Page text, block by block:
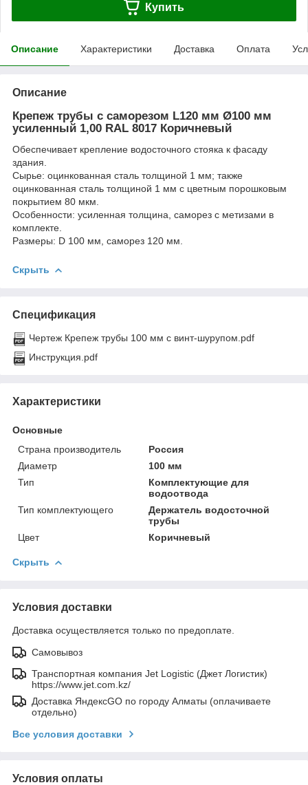
Купить
Описание Характеристики Доставка Оплата
Описание
Крепеж трубы с саморезом L120 мм Ø100 мм
усиленный 1,00 RAL 8017 Коричневый
Обеспечивает крепление водосточного стояка к фасаду
здания.
Сырье: оцинкованная сталь толщиной 1 мм; также
оцинкованная сталь толщиной 1 мм с цветным порошковым
покрытием 80 мкм.
Особенности: усиленная толщина, саморез с метизами в
комплекте.
Размеры: D 100 мм, саморез 120 мм.
Скрыть
Спецификация
Чертеж Крепеж трубы 100 мм с винт-шурупом.pdf
Инструкция.pdf
Характеристики
Основные
Страна производитель
Россия
Диаметр
100 мм
Тип
Комплектующие для
водоотвода
Тип комплектующего
Держатель водосточной
трубы
Цвет
Коричневый
Скрыть
Условия доставки
Доставка осуществляется только по предоплате.
Самовывоз
Транспортная компания Jet Logistic (Джет Логистик)
https://www.jet.com.kz/
Доставка ЯндексGO по городу Алматы (оплачиваете
отдельно)
Все условия доставки
Условия оплаты